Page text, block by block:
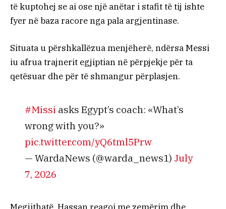
të kuptohej se ai ose një anëtar i stafit të tij ishte
fyer në baza racore nga pala argjentinase.
Situata u përshkallëzua menjëherë, ndërsa Messi
iu afrua trajnerit egjiptian në përpjekje për ta
qetësuar dhe për të shmangur përplasjen.
#Missi asks Egypt’s coach: «What’s
wrong with you?»
pic.twitter.com/yQ6tml5Prw
— WardaNews (@warda_news1) July
7, 2026